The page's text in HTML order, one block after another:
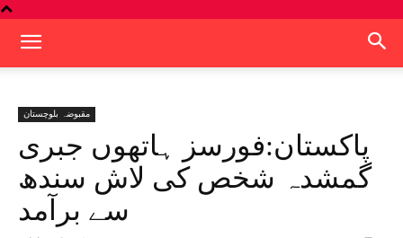
مقبوضہ بلوچستان
پاکستان:فورسز ہاتھوں جبری
گمشدہ شخص کی لاش سندھ
سے برآمد